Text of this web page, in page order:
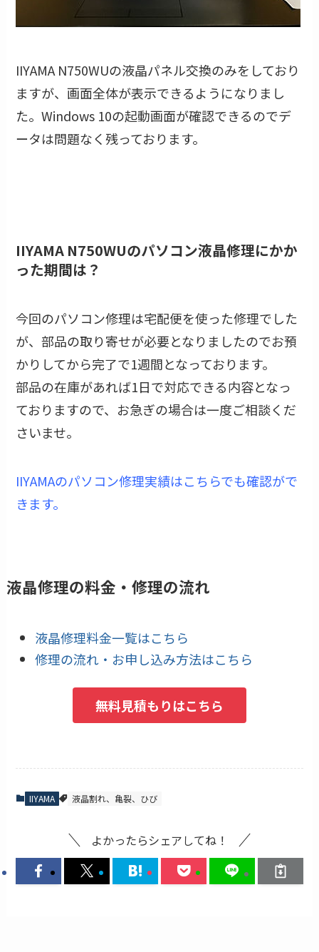
IIYAMA N750WUの液晶パネル交換のみをしており
ますが、画面全体が表示できるようになりまし
た。Windows 10の起動画面が確認できるのでデ
ータは問題なく残っております。
IIYAMA N750WUのパソコン液晶修理にかか
った期間は？
今回のパソコン修理は宅配便を使った修理でした
が、部品の取り寄せが必要となりましたのでお預
かりしてから完了で1週間となっております。
部品の在庫があれば1日で対応できる内容となっ
ておりますので、お急ぎの場合は一度ご相談くだ
さいませ。
IIYAMAのパソコン修理実績はこちらでも確認がで
きます。
液晶修理の料金・修理の流れ
液晶修理料金一覧はこちら
修理の流れ・お申し込み方法はこちら
無料見積もりはこちら
IIYAMA 液晶割れ、亀裂、ひび
よかったらシェアしてね！